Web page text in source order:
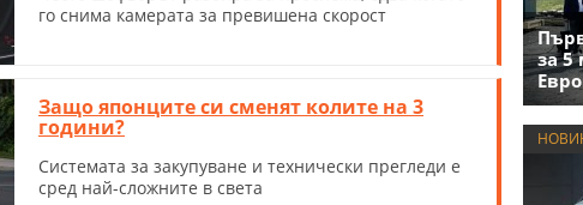
го снима камерата за превишена скорост
Защо японците си сменят колите на 3
години?
Системата за закупуване и технически прегледи е
сред най-сложните в света
за 5